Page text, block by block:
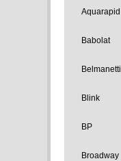
Aquarapid
Babolat
Belmanetti
Blink
BP
Broadway